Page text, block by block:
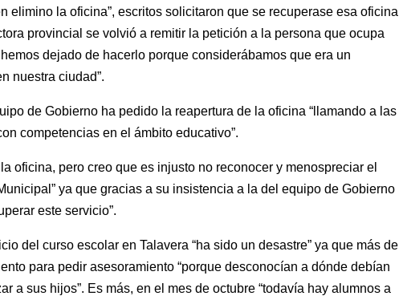
elimino la oficina”, escritos solicitaron que se recuperase esa oficina
provincial se volvió a remitir la petición a la persona que ocupa
dejado de hacerlo porque considerábamos que era un
nuestra ciudad”.
de Gobierno ha pedido la reapertura de la oficina “llamando a las
competencias en el ámbito educativo”.
oficina, pero creo que es injusto no reconocer y menospreciar el
ya que gracias a su insistencia a la del equipo de Gobierno
este servicio”.
del curso escolar en Talavera “ha sido un desastre” ya que más de
para pedir asesoramiento “porque desconocían a dónde debían
a sus hijos”. Es más, en el mes de octubre “todavía hay alumnos a